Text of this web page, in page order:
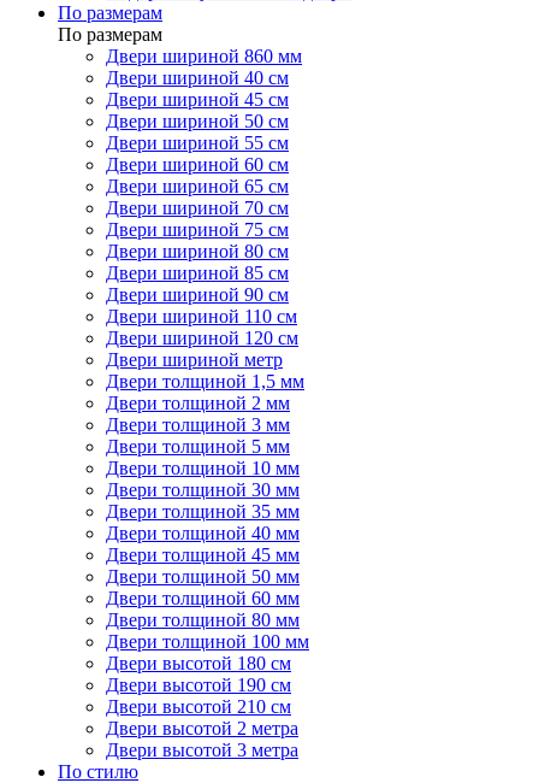
По размерам
По размерам
Двери шириной 860 мм
Двери шириной 40 см
Двери шириной 45 см
Двери шириной 50 см
Двери шириной 55 см
Двери шириной 60 см
Двери шириной 65 см
Двери шириной 70 см
Двери шириной 75 см
Двери шириной 80 см
Двери шириной 85 см
Двери шириной 90 см
Двери шириной 110 см
Двери шириной 120 см
Двери шириной метр
Двери толщиной 1,5 мм
Двери толщиной 2 мм
Двери толщиной 3 мм
Двери толщиной 5 мм
Двери толщиной 10 мм
Двери толщиной 30 мм
Двери толщиной 35 мм
Двери толщиной 40 мм
Двери толщиной 45 мм
Двери толщиной 50 мм
Двери толщиной 60 мм
Двери толщиной 80 мм
Двери толщиной 100 мм
Двери высотой 180 см
Двери высотой 190 см
Двери высотой 210 см
Двери высотой 2 метра
Двери высотой 3 метра
По стилю